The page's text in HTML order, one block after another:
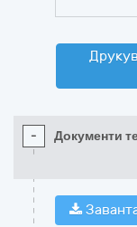
- Документи